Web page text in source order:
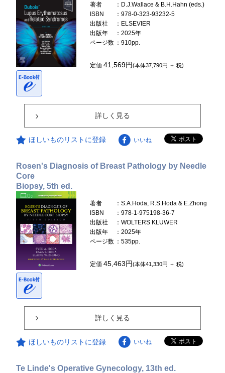
著者
：D.J.Wallace & B.H.Hahn (eds.)
ISBN
：978-0-323-93232-5
出版社
：ELSEVIER
出版年
：2025年
ページ数 ：910pp.
定価41,569円(本体37,790円 ＋ 税)
詳しく見る
ほしいものリストに登録 いいね
Rosen's Diagnosis of Breast Pathology by Needle
Core
Biopsy, 5th ed.
著者
：S.A.Hoda, R.S.Hoda & E.Zhong
ISBN
：978-1-975198-36-7
出版社
：WOLTERS KLUWER
出版年
：2025年
ページ数 ：535pp.
定価45,463円(本体41,330円 ＋ 税)
詳しく見る
ほしいものリストに登録 いいね
Te Linde's Operative Gynecology, 13th ed.